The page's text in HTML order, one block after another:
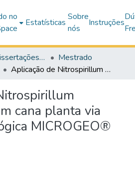
no
Estatísticas
Sobre
nós
Instruções
Monografias, Dissertações e Teses
Mestrado
Aplicação de Nitrospirillum amazonense em cana planta via adubação biológica MICROGEO®
cana planta via
MICROGEO®